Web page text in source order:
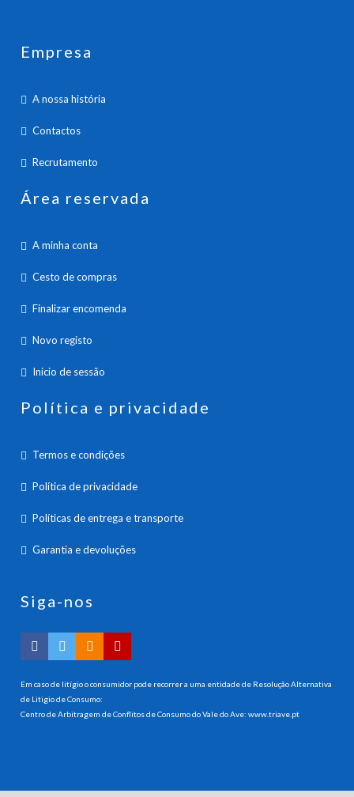
Empresa
A nossa história
Contactos
Recrutamento
Área reservada
A minha conta
Cesto de compras
Finalizar encomenda
Novo registo
Inicio de sessão
Política e privacidade
Termos e condições
Política de privacidade
Políticas de entrega e transporte
Garantia e devoluções
Siga-nos
Em caso de litígio o consumidor pode recorrer a uma entidade de Resolução Alternativa
de Litigio de Consumo:
Centro de Arbitragem de Conflitos de Consumo do Vale do Ave:www.triave.pt